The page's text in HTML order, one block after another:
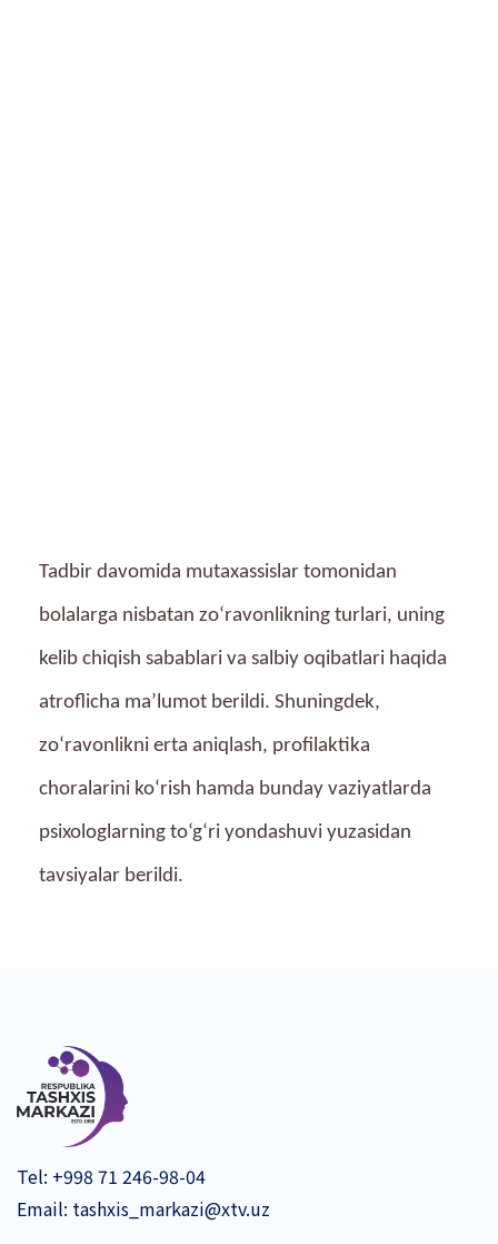
Tadbir davomida mutaxassislar tomonidan
bolalarga nisbatan zo‘ravonlikning turlari, uning
kelib chiqish sabablari va salbiy oqibatlari haqida
atroflicha ma’lumot berildi. Shuningdek,
zo‘ravonlikni erta aniqlash, profilaktika
choralarini ko‘rish hamda bunday vaziyatlarda
psixologlarning to‘g‘ri yondashuvi yuzasidan
tavsiyalar berildi.
Tel: +998 71 246-98-04
Email: tashxis_markazi@xtv.uz